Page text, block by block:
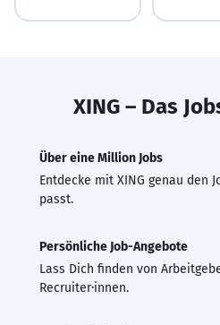
XING – Das
Über eine Million Jobs
Entdecke mit XING genau den
passt.
Persönliche Job-Angebote
Lass Dich finden von
Recruiter·innen.